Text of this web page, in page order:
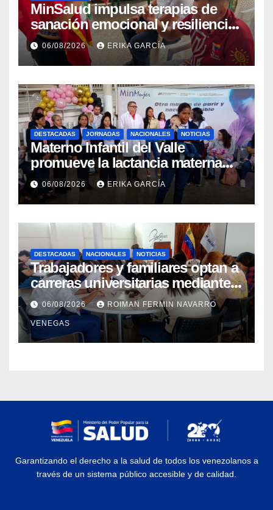
MinSalud impulsa terapias de
sanación emocional y resiliencia
post-sismo junto a comunidades
indígenas en Caracas
06/08/2026 ERIKA GARCÍA
DESTACADAS JORNADAS NACIONALES NOTICIAS
Materno Infantil del Valle
promueve la lactancia materna
como un inicio sostenible para la
vida
06/08/2026 ERIKA GARCÍA
DESTACADAS NACIONALES NOTICIAS
Trabajadores y familiares optan a
carreras universitarias mediante
convenio entre MinSalud y la
UCV
06/08/2026 ROIMAN FERMIN NAVARRO
VENEGAS
Garantizando el derecho a la salud de todos los venezolanos a
través de un sistema público accesible y de calidad.